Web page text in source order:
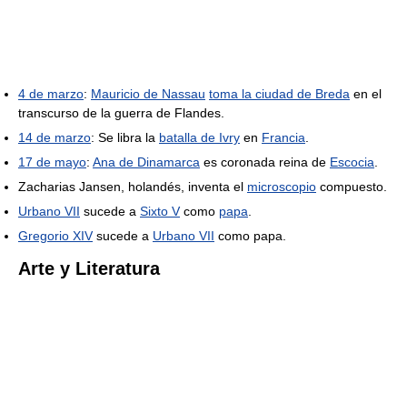
4 de marzo: Mauricio de Nassau toma la ciudad de Breda en el
transcurso de la guerra de Flandes.
14 de marzo: Se libra la batalla de Ivry en Francia
17 de mayo: Ana de Dinamarca es coronada reina de Escocia
Zacharias Jansen, holandés, inventa el microscopio compuesto.
Urbano VII sucede a Sixto Vcomo papa
Gregorio XIVsucede a Urbano VII como papa.
Arte y Literatura